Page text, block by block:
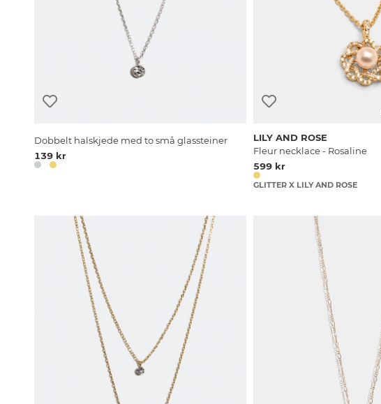
Dobbelt halskjede med to små glassteiner
139 kr
LILY AND ROSE
Fleur necklace - Rosaline
599 kr
GLITTER X LILY AND ROSE